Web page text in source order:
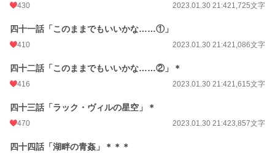
430 2023.01.30 21:421,725文字
四十一話「このままでもいいかな……①」
410 2023.01.30 21:421,086文字
四十二話「このままでもいいかな……②」＊
416 2023.01.30 21:421,615文字
四十三話「ラック・ヴィルの星空」＊
470 2023.01.30 21:423,857文字
四十四話「湖畔の青姦」＊＊＊